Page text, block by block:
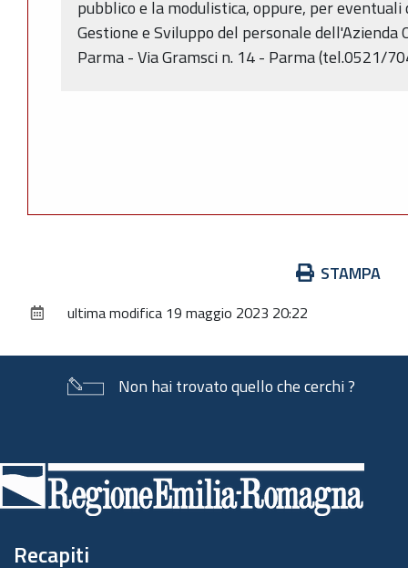
pubblico e la modulistica, oppure, per
Gestione e Sviluppo del personale
Parma - Via Gramsci n. 14 - Parma (tel.0521/
documento
STAMPA
ultima modifica 19 maggio 2023 20:22
Non hai trovato quello che cerchi ?
di
pagina
Recapiti